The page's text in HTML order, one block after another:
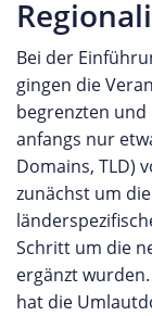
Bei der
gingen die
begrenzten und
anfangs nur
Domains, TLD)
zunächst um
Schritt um die
ergänzt
hat die